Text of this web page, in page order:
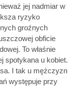
jej nadmiar w
ryzyko
groźnych
obficie
To właśnie
spotykana u kobiet.
I tak u mężczyzn
występuje przy